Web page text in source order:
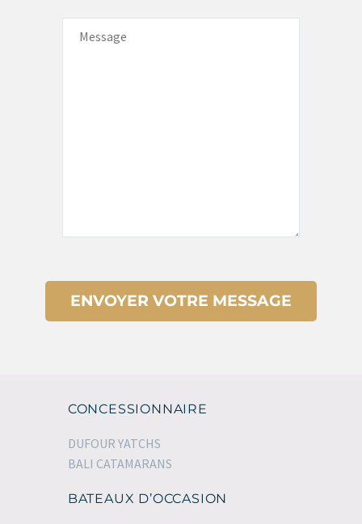
CONCESSIONNAIRE
DUFOUR YATCHS
BALI CATAMARANS
BATEAUX D’OCCASION